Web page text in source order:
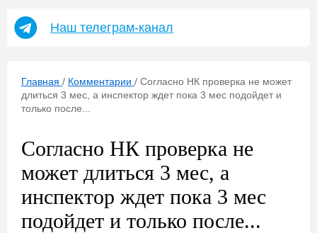
Наш телеграм-канал
Главная / Комментарии / Согласно НК проверка не может
длиться 3 мес, а инспектор ждет пока 3 мес подойдет и
только после...
Согласно НК проверка не
может длиться 3 мес, а
инспектор ждет пока 3 мес
подойдет и только после...